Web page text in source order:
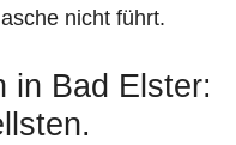
nicht führt.
in Bad Elster: